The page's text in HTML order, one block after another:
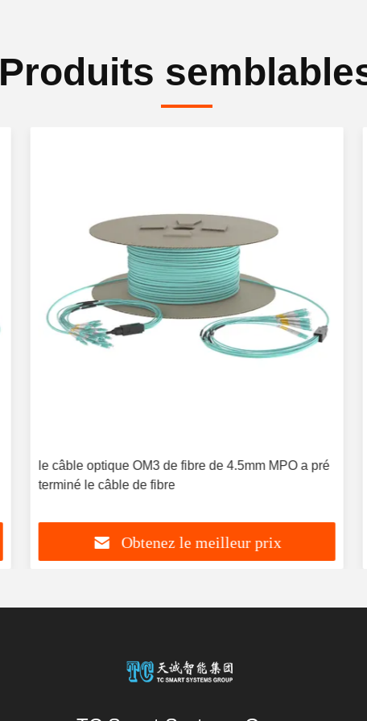
Produits
le câble optique OM3 de fibre de 4.5mm MPO a pré
terminé le câble de fibre
Obtenez le meilleur prix